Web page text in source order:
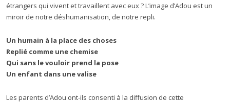
étrangers qui vivent et travaillent avec eux ? L’image d’Adou est un
miroir de notre déshumanisation, de notre repli.
Un humain à la place des choses
Replié comme une chemise
Qui sans le vouloir prend la pose
Un enfant dans une valise
Les parents d’Adou ont-ils consenti à la diffusion de cette